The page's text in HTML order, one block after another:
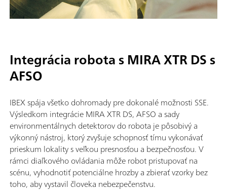
Integrácia robota s MIRA XTR DS s
AFSO
IBEX spája všetko dohromady pre dokonalé možnosti SSE.
Výsledkom integrácie MIRA XTR DS, AFSO a sady
environmentálnych detektorov do robota je pôsobivý a
výkonný nástroj, ktorý zvyšuje schopnosť tímu vykonávať
prieskum lokality s veľkou presnosťou a bezpečnosťou. V
rámci diaľkového ovládania môže robot pristupovať na
scénu, vyhodnotiť potenciálne hrozby a zbierať vzorky bez
toho, aby vystavil človeka nebezpečenstvu.